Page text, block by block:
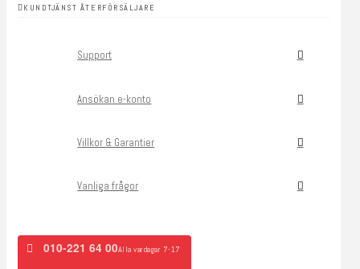
KUNDTJÄNST ÅTERFÖRSÄLJARE
Support
Ansökan e-konto
Villkor & Garantier
Vanliga frågor
010-221 64 00Alla vardagar 7-17